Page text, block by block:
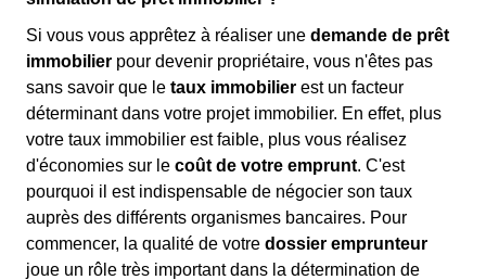
Si vous vous apprêtez à réaliser une demande de prêt
immobilier pour devenir propriétaire, vous n'êtes pas
sans savoir que le taux immobilier est un facteur
déterminant dans votre projet immobilier. En effet, plus
votre taux immobilier est faible, plus vous réalisez
d'économies sur le coût de votre emprunt. C'est
pourquoi il est indispensable de négocier son taux
auprès des différents organismes bancaires. Pour
commencer, la qualité de votre dossier emprunteur
joue un rôle très important dans la détermination de